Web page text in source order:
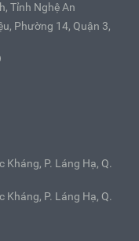
Tỉnh Nghệ An
Phường 14, Quận 3,
Kháng, P. Láng Hạ, Q.
Kháng, P. Láng Hạ, Q.